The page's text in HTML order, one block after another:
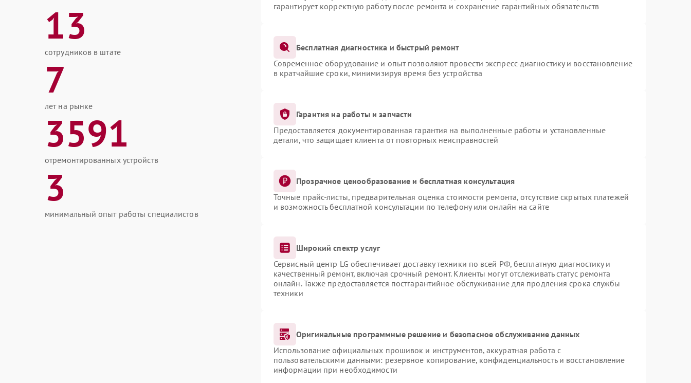
13
сотрудников в штате
7
лет на рынке
3591
отремонтированных устройств
3
минимальный опыт работы специалистов
гарантирует корректную работу после ремонта и сохранение гарантийных обязательств
Бесплатная диагностика и быстрый ремонт
Современное оборудование и опыт позволяют провести экспресс-диагностику и восстановление
в кратчайшие сроки, минимизируя время без устройства
Гарантия на работы и запчасти
Предоставляется документированная гарантия на выполненные работы и установленные
детали, что защищает клиента от повторных неисправностей
Прозрачное ценообразование и бесплатная консультация
Точные прайс-листы, предварительная оценка стоимости ремонта, отсутствие скрытых платежей
и возможность бесплатной консультации по телефону или онлайн на сайте
Широкий спектр услуг
Сервисный центр LG обеспечивает доставку техники по всей РФ, бесплатную диагностику и
качественный ремонт, включая срочный ремонт. Клиенты могут отслеживать статус ремонта
онлайн. Также предоставляется постгарантийное обслуживание для продления срока службы
техники
Оригинальные программные решение и безопасное обслуживание данных
Использование официальных прошивок и инструментов, аккуратная работа с
пользовательскими данными: резервное копирование, конфиденциальность и восстановление
информации при необходимости